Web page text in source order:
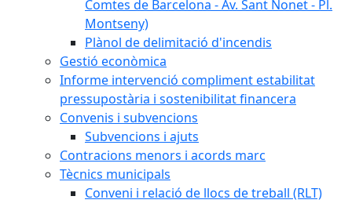
Comtes de Barcelona - Av. Sant Nonet - Pl.
Montseny)
Plànol de delimitació d'incendis
Gestió econòmica
Informe intervenció compliment estabilitat
pressupostària i sostenibilitat financera
Convenis i subvencions
Subvencions i ajuts
Contracions menors i acords marc
Tècnics municipals
Conveni i relació de llocs de treball (RLT)